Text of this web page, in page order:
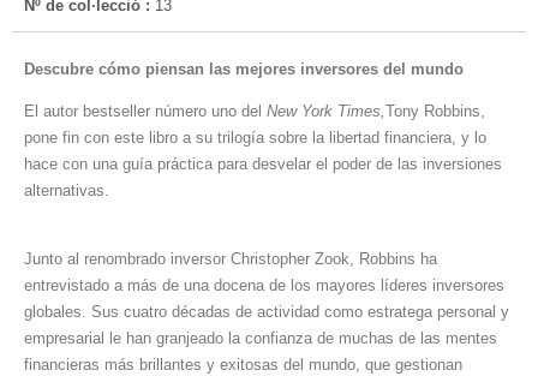
Nº de col·lecció : 13
Descubre cómo piensan las mejores inversores del mundo
El autor bestseller número uno del New York Times,Tony Robbins,
pone fin con este libro a su trilogía sobre la libertad financiera, y lo
hace con una guía práctica para desvelar el poder de las inversiones
alternativas.
Junto al renombrado inversor Christopher Zook, Robbins ha
entrevistado a más de una docena de los mayores líderes inversores
globales. Sus cuatro décadas de actividad como estratega personal y
empresarial le han granjeado la confianza de muchas de las mentes
financieras más brillantes y exitosas del mundo, que gestionan